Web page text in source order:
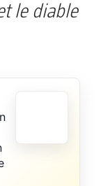
le diable